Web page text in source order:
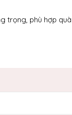
trọng, phù hợp